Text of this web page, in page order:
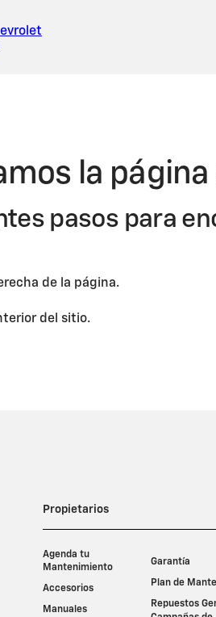
la
pasos para
de la página.
del sitio.